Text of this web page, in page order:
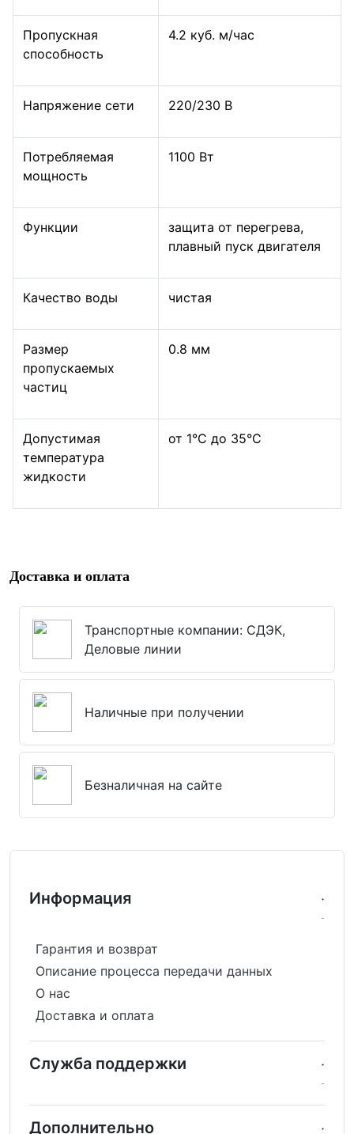
Пропускная
способность
4.2 куб. м/час
Напряжение сети 220/230 В
Потребляемая
мощность
1100 Вт
Функции
защита от перегрева,
плавный пуск двигателя
Качество воды чистая
Размер
пропускаемых
частиц
0.8 мм
Допустимая
температура
жидкости
от 1°C до 35°C
Доставка и оплата
Транспортные компании: СДЭК,
Деловые линии
Наличные при получении
Безналичная на сайте
Информация
Гарантия и возврат
Описание процесса передачи данных
О нас
Доставка и оплата
Служба поддержки
Дополнительно